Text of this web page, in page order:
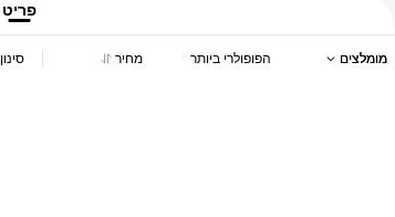
פריט
מומלצים הפופולרי ביותר מחיר סינון